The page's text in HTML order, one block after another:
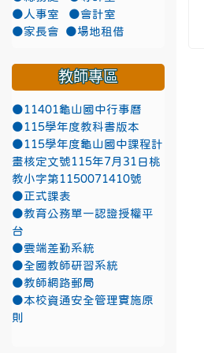
●人事室
●會計室
●家長會
●場地租借
教師專區
●11401龜山國中行事曆
●115學年度教科書版本
●115學年度龜山國中課程計
畫核定文號115年7月31日桃
教小字第1150071410號
●正式課表
●教育公務單一認證授權平
台
●雲端差勤系統
●全國教師研習系統
●教師網路郵局
●本校資通安全管理實施原
則